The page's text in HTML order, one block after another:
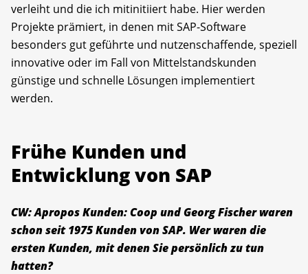
verleiht und die ich mitinitiiert habe. Hier werden
Projekte prämiert, in denen mit SAP-Software
besonders gut geführte und nutzenschaffende, speziell
innovative oder im Fall von Mittelstandskunden
günstige und schnelle Lösungen implementiert
werden.
Frühe Kunden und
Entwicklung von SAP
CW: Apropos Kunden: Coop und Georg Fischer waren
schon seit 1975 Kunden von SAP. Wer waren die
ersten Kunden, mit denen Sie persönlich zu tun
hatten?